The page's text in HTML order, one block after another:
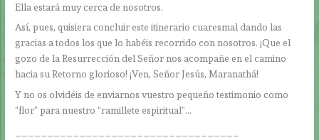
Ella estará muy cerca de nosotros.
Así, pues, quisiera concluir este itinerario cuaresmal dando las
gracias a todos los que lo habéis recorrido con nosotros. ¡Que el
gozo de la Resurrección del Señor nos acompañe en el camino
hacia su Retorno glorioso! ¡Ven, Señor Jesús, Maranathá!
Y no os olvidéis de enviarnos vuestro pequeño testimonio como
“flor” para nuestro “ramillete espiritual”…